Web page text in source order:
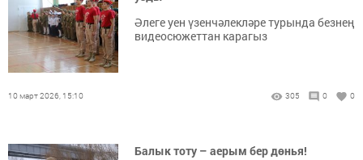
Әлеге уен үзенчәлекләре турында безнең
видеосюжеттан карагыз
10 март 2026, 15:10 305 0 0
Балык тоту – аерым бер дөнья!